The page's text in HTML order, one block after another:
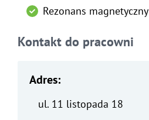
Rezonans magnetyczny
Kontakt do pracowni
Adres:
ul. 11 listopada 18